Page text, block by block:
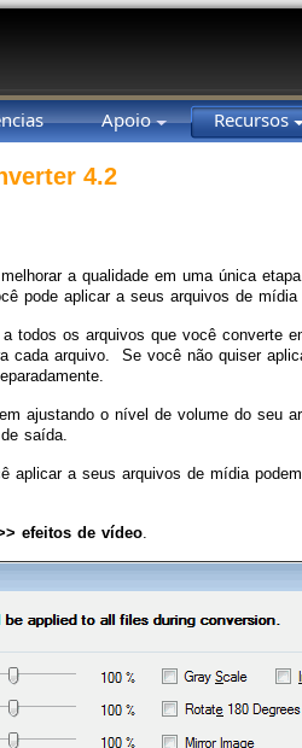
Apoio Recursos
4.2
a qualidade em uma única
pode aplicar a seus arquivos de
todos os arquivos que você converte
cada arquivo. Se você não quiser
ajustando o nível de volume do seu
saída.
aplicar a seus arquivos de mídia
efeitos de vídeo.